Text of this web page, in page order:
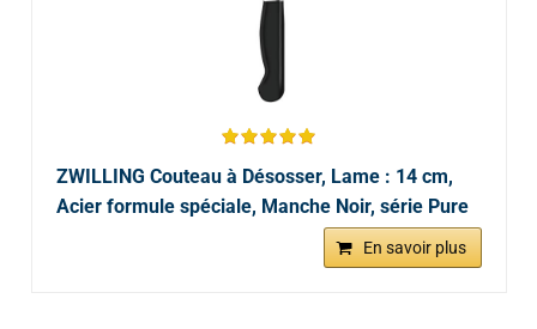
ZWILLING Couteau à Désosser, Lame : 14 cm,
Acier formule spéciale, Manche Noir, série Pure
En savoir plus